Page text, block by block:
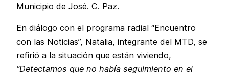
Municipio de José. C. Paz.
En diálogo con el programa radial “Encuentro
con las Noticias”, Natalia, integrante del MTD, se
refirió a la situación que están viviendo,
“Detectamos que no había seguimiento en el